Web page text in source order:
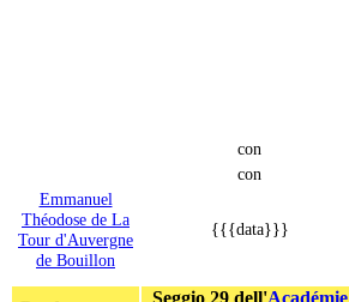
con
con
Emmanuel
Théodose de La
Tour d'Auvergne
de Bouillon
{{{data}}}
Seggio 29 dell'Académie